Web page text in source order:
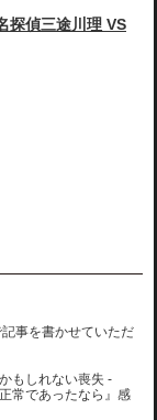
探偵三途川理 VS
事を書かせていただ
もしれない喪失 -
正常であったなら』感